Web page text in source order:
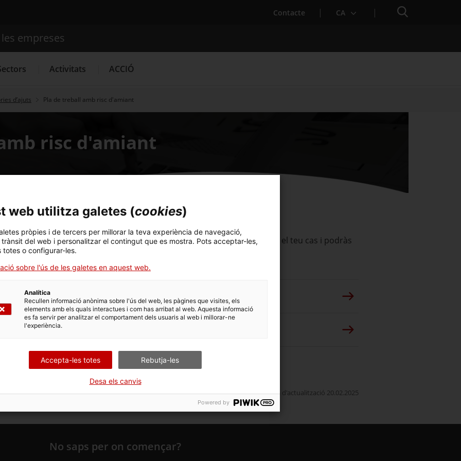
Contacte . Obre en una nova finestra.
CA Cercador
Cercador
empreses
Activitats ACCIÓ
d’ajuts Pla de treball amb risc d'amiant
risc d'amiant
vinculades a aquest tràmit. Selecciona la que correspongui amb el teu cas i podràs
de tramitació.
de treball amb risc d'amiant aprovats
Data d'actualització 20.02.2025
No saps per on començar?
web utilitza galetes (cookies)
pròpies i de tercers per millorar la teva experiència de navegació,
del web i personalitzar el contingut que es mostra. Pots acceptar-les,
totes o configurar-les.
sobre l'ús de les galetes en aquest web.
Analítica
Recullen informació anònima sobre l'ús del web, les pàgines que visites, els
elements amb els quals interactues i com has arribat al web. Aquesta informació
es fa servir per analitzar el comportament dels usuaris al web i millorar-ne
l'experiència.
Accepta-les totes Rebutja-les
Desa els canvis
Powered by